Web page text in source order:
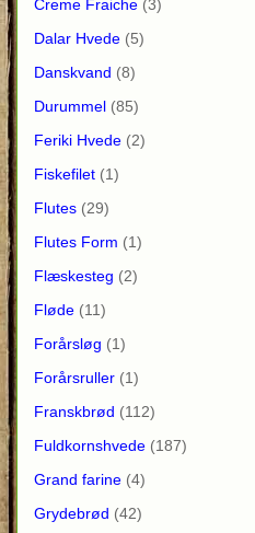
Creme Fraiche (3)
Dalar Hvede (5)
Danskvand (8)
Durummel (85)
Feriki Hvede (2)
Fiskefilet (1)
Flutes (29)
Flutes Form (1)
Flæskesteg (2)
Fløde (11)
Forårsløg (1)
Forårsruller (1)
Franskbrød (112)
Fuldkornshvede (187)
Grand farine (4)
Grydebrød (42)